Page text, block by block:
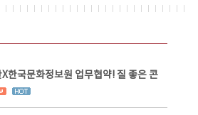
한국문화정보원 업무협약! 질 좋은 콘